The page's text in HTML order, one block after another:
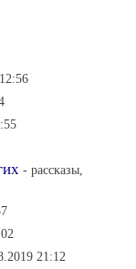
- рассказы,
21:12